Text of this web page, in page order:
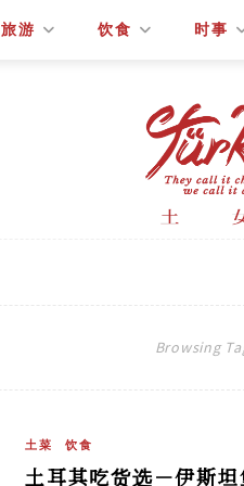
旅游 饮食 时事
Browsing
土菜 饮食
土耳其吃货选－伊斯